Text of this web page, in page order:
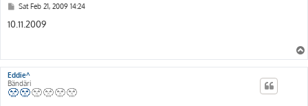
P
s
t
Sat Feb 21, 2009 14:24
10.11.2009
Eddie^
Bändäri